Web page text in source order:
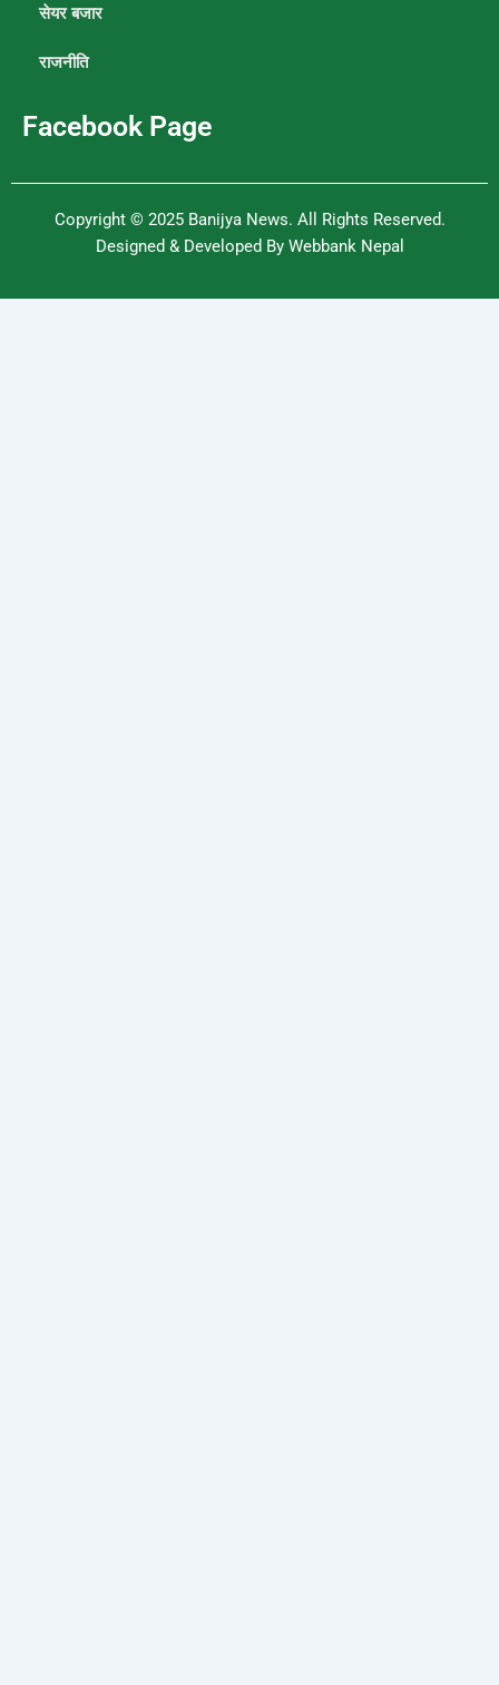
सेयर बजार
राजनीति
Facebook Page
Copyright © 2025 Banijya News. All Rights Reserved.
Designed & Developed By Webbank Nepal